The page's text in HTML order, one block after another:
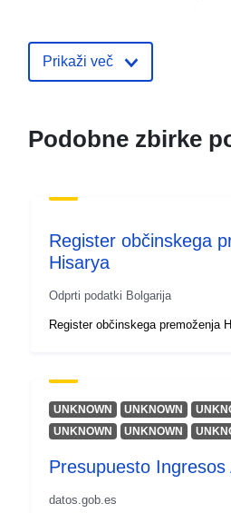
Katalogski zapis:
204c-
Prikaži več
Podobne zbirke
Register občinskega
Hisarya
Odprti podatki Bolgarija
Register občinskega premoženja
UNKNOWN UNKNOWN
UNKNOWN
UNKNOWN
Presupuesto Ingresos
datos.gob.es